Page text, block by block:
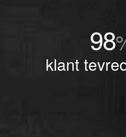
98
klant